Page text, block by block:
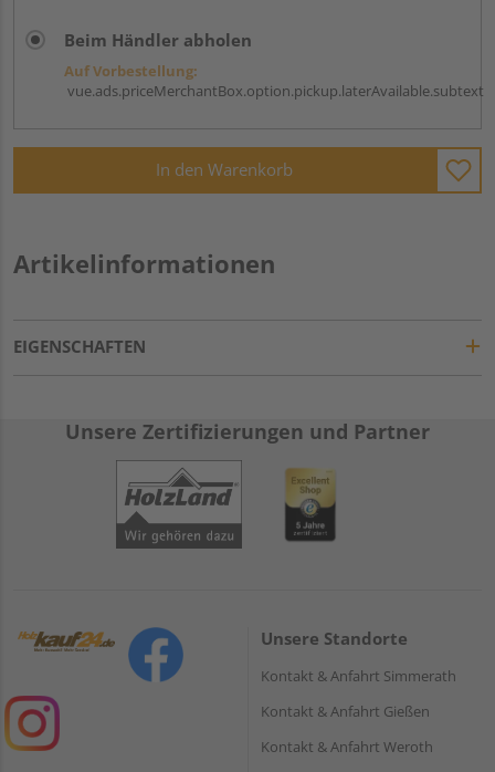
Beim Händler abholen
Auf Vorbestellung:
vue.ads.priceMerchantBox.option.pickup.laterAvailable.subtext
In den Warenkorb
Artikelinformationen
EIGENSCHAFTEN
Unsere Zertifizierungen und Partner
Unsere Standorte
Kontakt & Anfahrt Simmerath
Kontakt & Anfahrt Gießen
Kontakt & Anfahrt Weroth